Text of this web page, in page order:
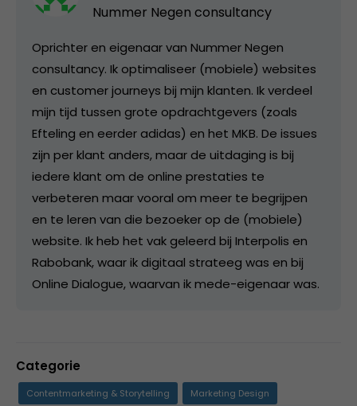
Nummer Negen consultancy
Oprichter en eigenaar van Nummer Negen
consultancy. Ik optimaliseer (mobiele) websites
en customer journeys bij mijn klanten. Ik verdeel
mijn tijd tussen grote opdrachtgevers (zoals
Efteling en eerder adidas) en het MKB. De issues
zijn per klant anders, maar de uitdaging is bij
iedere klant om de online prestaties te
verbeteren maar vooral om meer te begrijpen
en te leren van die bezoeker op de (mobiele)
website. Ik heb het vak geleerd bij Interpolis en
Rabobank, waar ik digitaal strateeg was en bij
Online Dialogue, waarvan ik mede-eigenaar was.
Categorie
Contentmarketing & Storytelling Marketing Design